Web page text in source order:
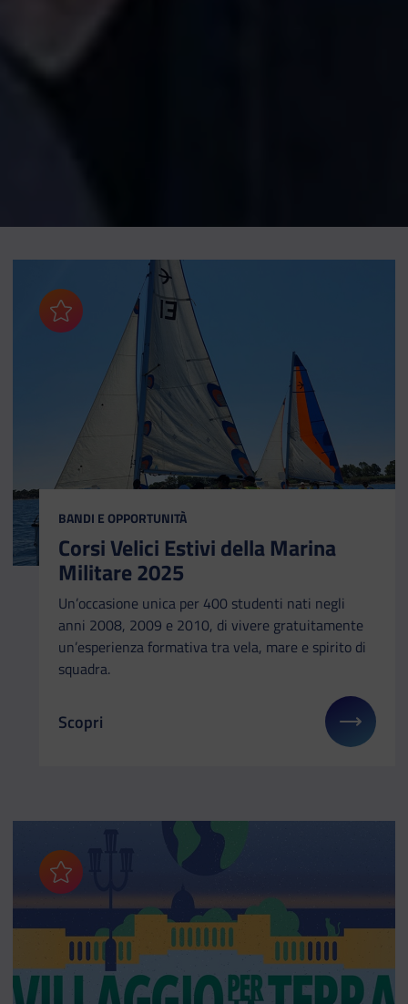
Aggiungi ai preferiti
CATEGORIA:
BANDI E OPPORTUNITÀ
Corsi Velici Estivi della Marina
Militare 2025
Un’occasione unica per 400 studenti nati negli
anni 2008, 2009 e 2010, di vivere gratuitamente
un’esperienza formativa tra vela, mare e spirito di
squadra.
Il link ti porterà ad avere maggiori dettagli su:
Scopri
Aggiungi ai preferiti